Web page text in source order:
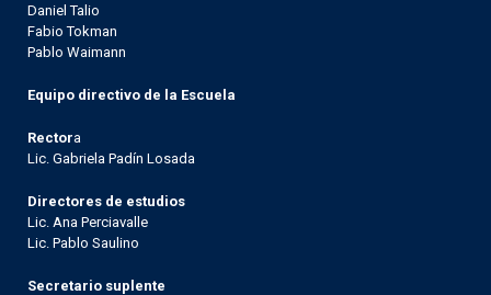
Daniel Talio
Fabio Tokman
Pablo Waimann
Equipo directivo de la Escuela
Rectora
Lic. Gabriela Padín Losada
Directores de estudios
Lic. Ana Perciavalle
Lic. Pablo Saulino
Secretario suplente